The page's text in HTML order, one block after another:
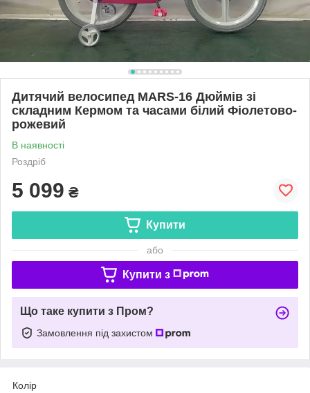
Дитячий велосипед MARS-16 Дюймів зі
складним Кермом та часами білий Фіолетово-
рожевий
В наявності
Роздріб
5 099 ₴
Купити
або
Купити з
Що таке купити з Пром?
Замовлення під захистом
Колір